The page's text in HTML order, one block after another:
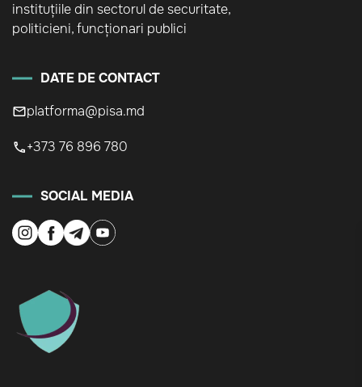
instituțiile din sectorul de securitate,
politicieni, funcționari publici
DATE DE CONTACT
platforma@pisa.md
+373 76 896 780
SOCIAL MEDIA